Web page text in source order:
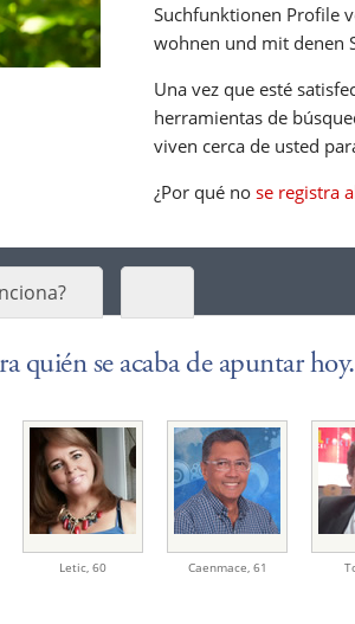
Suchfunktionen Profile
wohnen und mit denen
Una vez que esté
herramientas de
viven cerca de usted
¿Por qué nose registra
quién se acaba de apuntar
Letic, 60 Caenmace, 61